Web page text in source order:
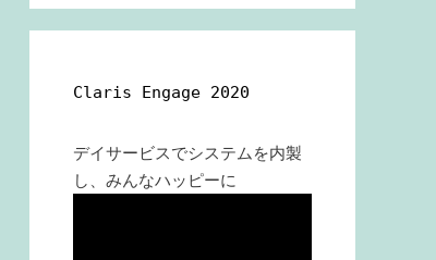
Claris Engage 2020
デイサービスでシステムを内製
し、みんなハッピーに